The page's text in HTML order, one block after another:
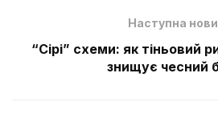
Наступна
“Сірі” схеми: як тіньовий
знищує чесний